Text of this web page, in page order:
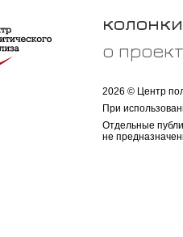
колонки
о
2026 © Центр
При
Отдельные
не